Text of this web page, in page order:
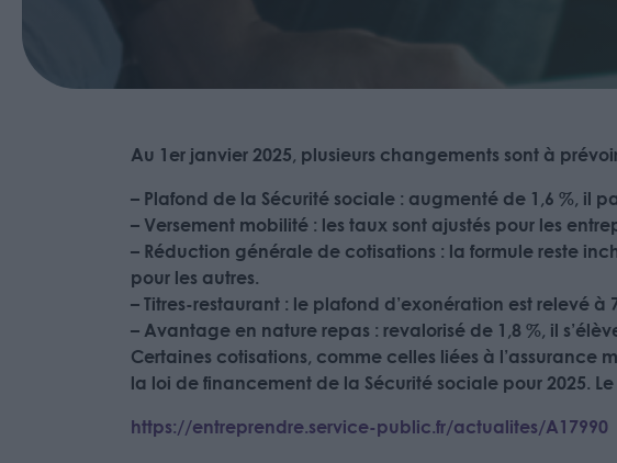
Au 1er janvier 2025, plusieurs changements sont à
– Plafond de la Sécurité sociale : augmenté de 1,6 %, il
– Versement mobilité : les taux sont ajustés pour les
– Réduction générale de cotisations : la formule reste
pour les autres.
– Titres-restaurant : le plafond d’exonération est relevé à
– Avantage en nature repas : revalorisé de 1,8 %, il
Certaines cotisations, comme celles liées à
la loi de financement de la Sécurité sociale pour 2025.
https://entreprendre.service-public.fr/actualites/A17990